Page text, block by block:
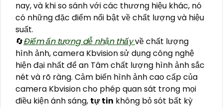
nay, và khi so sánh với các thương hiệu khác, nó
có những đặc điểm nổi bật về chất lượng và hiệu
suất.
🔄Điểm ấn tượng dễ nhận thấyvề chất lượng
hình ảnh, camera Kbvision sử dụng công nghệ
hiện đại nhất để an Tâm chất lượng hình ảnh sắc
nét và rõ ràng. Cảm biến hình ảnh cao cấp của
camera Kbvision cho phép quan sát trong mọi
điều kiện ánh sáng, tự tin không bỏ sót bất kỳ